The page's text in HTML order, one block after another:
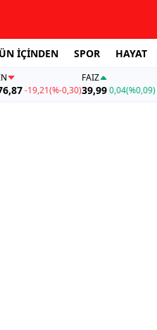
İÇİNDEN SPOR HAYAT
-19,21(%-0,30)
FAİZ
39,990,04(%0,09)